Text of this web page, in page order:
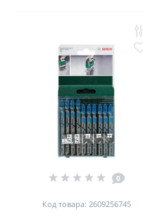
0
Код товара: 2609256745